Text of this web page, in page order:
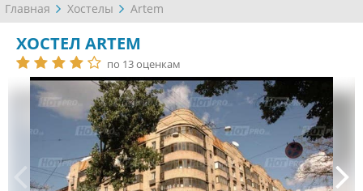
Главная Хостелы Artem
ХОСТЕЛ ARTEM
по 13 оценкам